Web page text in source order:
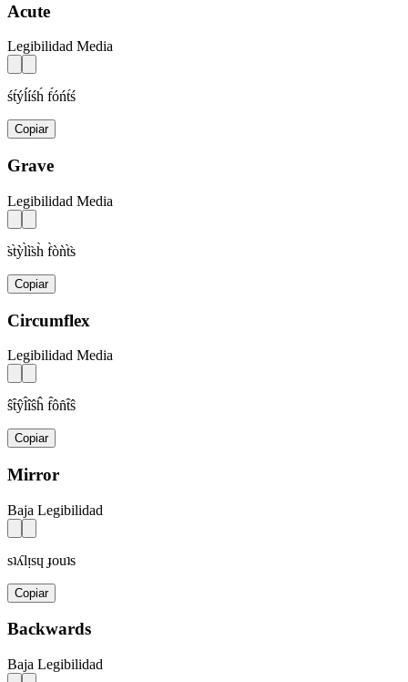
Acute
Legibilidad Media
śt́ýĺíśh́ f́óńt́ś
Copiar
Grave
Legibilidad Media
s̀t̀ỳl̀ìs̀h̀ f̀òǹt̀s̀
Copiar
Circumflex
Legibilidad Media
ŝt̂ŷl̂îŝĥ f̂ôn̂t̂ŝ
Copiar
Mirror
Baja Legibilidad
sʇʎlᴉsɥ ɟouʇs
Copiar
Backwards
Baja Legibilidad